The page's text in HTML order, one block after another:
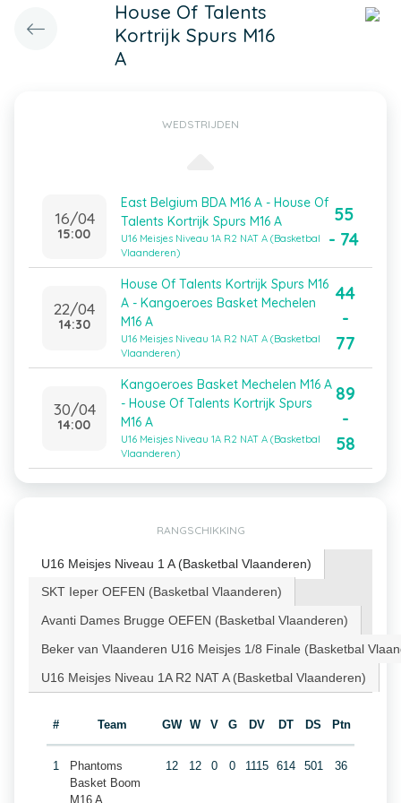
House Of Talents
Kortrijk Spurs M16
A
WEDSTRIJDEN
16/04
15:00
East Belgium BDA M16 A - House Of
Talents Kortrijk Spurs M16 A
U16 Meisjes Niveau 1A R2 NAT A (Basketbal
Vlaanderen)
55
- 74
22/04
14:30
House Of Talents Kortrijk Spurs M16
A - Kangoeroes Basket Mechelen
M16 A
U16 Meisjes Niveau 1A R2 NAT A (Basketbal
Vlaanderen)
44
-
77
30/04
14:00
Kangoeroes Basket Mechelen M16 A
- House Of Talents Kortrijk Spurs
M16 A
U16 Meisjes Niveau 1A R2 NAT A (Basketbal
Vlaanderen)
89
-
58
RANGSCHIKKING
U16 Meisjes Niveau 1 A (Basketbal Vlaanderen)
SKT Ieper OEFEN (Basketbal Vlaanderen)
Avanti Dames Brugge OEFEN (Basketbal Vlaanderen)
Beker van Vlaanderen U16 Meisjes 1/8 Finale (Basketbal
U16 Meisjes Niveau 1A R2 NAT A (Basketbal Vlaanderen)
# Team GW W V G DV DT DS Ptn
1
Phantoms
Basket Boom
M16 A
12 12 0 0 1115 614 501 36